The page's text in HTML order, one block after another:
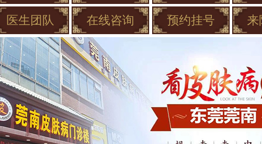
医生团队 在线咨询 预约挂号 来